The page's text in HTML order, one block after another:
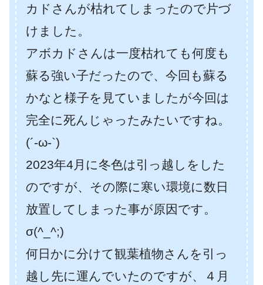
カドさんが枯れてしまったので片づ
けました。
アボカドさんは一度枯れても何度も
蘇る強い子だったので、今回も蘇る
かなと様子を見ていましたが今回は
完全に死んじゃったみたいですね。
(´-ω-`)
2023年4月に冬色は引っ越しをした
のですが、その際に寒い環境に数日
放置してしまった事が原因です。
σ(^_^;)
何日かに分けて観葉植物さんを引っ
越し先に運んでいたのですが、４月